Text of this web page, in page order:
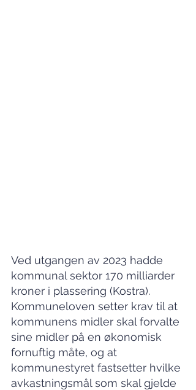
Ved utgangen av 2023 hadde
kommunal sektor 170 milliarder
kroner i plassering (Kostra).
Kommuneloven setter krav til at
kommunens midler skal forvalte
sine midler på en økonomisk
fornuftig måte, og at
kommunestyret fastsetter hvilke
avkastningsmål som skal gjelde